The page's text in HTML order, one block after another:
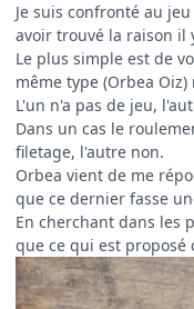
Je suis confronté au
avoir trouvé la raison il
Le plus simple est de
même type (Orbea
L'un n'a pas de jeu,
Dans un cas le
filetage, l'autre non.
Orbea vient de me
que ce dernier fasse
En cherchant dans les
que ce qui est